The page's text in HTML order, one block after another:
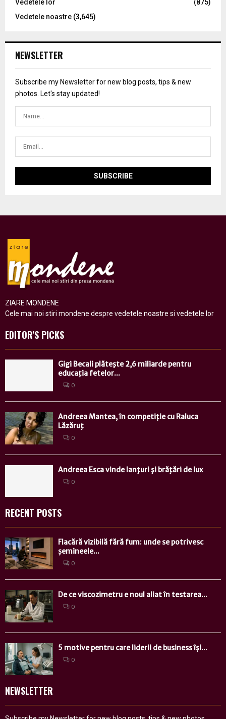
Vedetele lor
(875)
Vedetele noastre (3,645)
NEWSLETTER
Subscribe my Newsletter for new blog posts, tips & new
photos. Let's stay updated!
ZIARE MONDENE
Cele mai noi stiri mondene despre vedetele noastre si vedetele lor
EDITOR'S PICKS
Gigi Becali plăteşte 2,6 miliarde pentru
educaţia fetelor...
0
Andreea Mantea, în competiție cu Raluca
Lăzăruţ
0
Andreea Esca vinde lanţuri şi brăţări de lux
0
RECENT POSTS
Flacără vizibilă fără fum: unde se potrivesc
șemineele...
0
De ce viscozimetru e noul aliat în testarea...
0
5 motive pentru care liderii de business își...
0
NEWSLETTER